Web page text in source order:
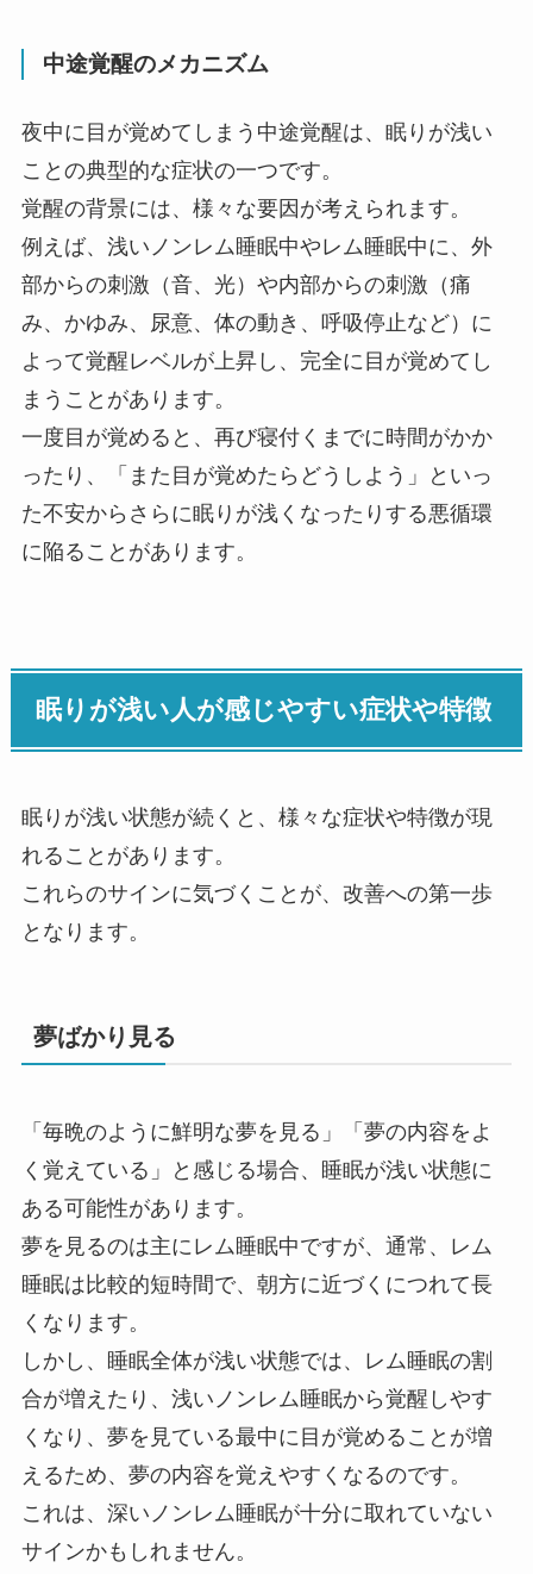
中途覚醒のメカニズム
夜中に目が覚めてしまう中途覚醒は、眠りが浅い
ことの典型的な症状の一つです。
覚醒の背景には、様々な要因が考えられます。
例えば、浅いノンレム睡眠中やレム睡眠中に、外
部からの刺激（音、光）や内部からの刺激（痛
み、かゆみ、尿意、体の動き、呼吸停止など）に
よって覚醒レベルが上昇し、完全に目が覚めてし
まうことがあります。
一度目が覚めると、再び寝付くまでに時間がかか
ったり、「また目が覚めたらどうしよう」といっ
た不安からさらに眠りが浅くなったりする悪循環
に陥ることがあります。
眠りが浅い人が感じやすい症状や特徴
眠りが浅い状態が続くと、様々な症状や特徴が現
れることがあります。
これらのサインに気づくことが、改善への第一歩
となります。
夢ばかり見る
「毎晩のように鮮明な夢を見る」「夢の内容をよ
く覚えている」と感じる場合、睡眠が浅い状態に
ある可能性があります。
夢を見るのは主にレム睡眠中ですが、通常、レム
睡眠は比較的短時間で、朝方に近づくにつれて長
くなります。
しかし、睡眠全体が浅い状態では、レム睡眠の割
合が増えたり、浅いノンレム睡眠から覚醒しやす
くなり、夢を見ている最中に目が覚めることが増
えるため、夢の内容を覚えやすくなるのです。
これは、深いノンレム睡眠が十分に取れていない
サインかもしれません。